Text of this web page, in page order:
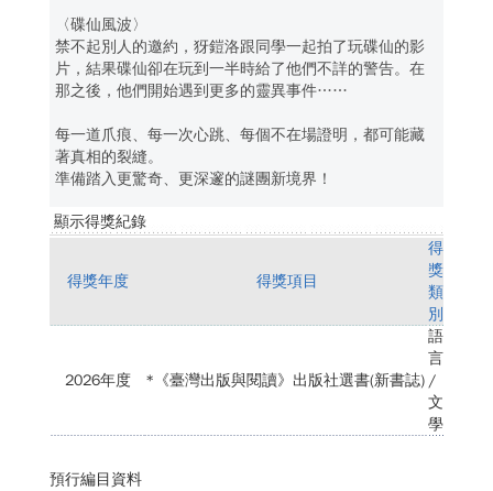
〈碟仙風波〉
禁不起別人的邀約，犽鎧洛跟同學一起拍了玩碟仙的影
片，結果碟仙卻在玩到一半時給了他們不詳的警告。在
那之後，他們開始遇到更多的靈異事件……
每一道爪痕、每一次心跳、每個不在場證明，都可能藏
著真相的裂縫。
準備踏入更驚奇、更深邃的謎團新境界！
顯示得獎紀錄
得獎年度 得獎項目
得
獎
類
別
2026年度 *《臺灣出版與閱讀》出版社選書(新書誌)
語
言
/
文
學
預行編目資料